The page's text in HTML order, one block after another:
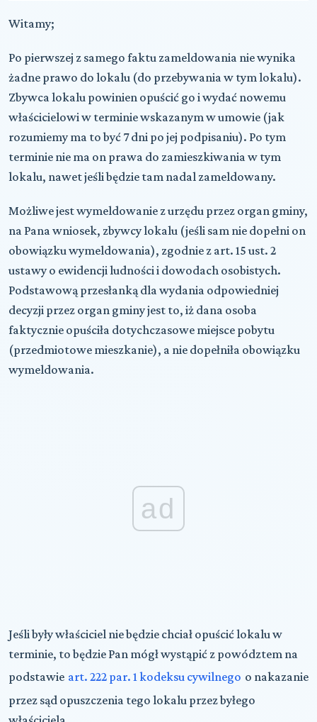
Witamy;
Po pierwszej z samego faktu zameldowania nie wynika
żadne prawo do lokalu (do przebywania w tym lokalu).
Zbywca lokalu powinien opuścić go i wydać nowemu
właścicielowi w terminie wskazanym w umowie (jak
rozumiemy ma to być 7 dni po jej podpisaniu). Po tym
terminie nie ma on prawa do zamieszkiwania w tym
lokalu, nawet jeśli będzie tam nadal zameldowany.
Możliwe jest wymeldowanie z urzędu przez organ gminy,
na Pana wniosek, zbywcy lokalu (jeśli sam nie dopełni on
obowiązku wymeldowania), zgodnie z art. 15 ust. 2
ustawy o ewidencji ludności i dowodach osobistych.
Podstawową przesłanką dla wydania odpowiedniej
decyzji przez organ gminy jest to, iż dana osoba
faktycznie opuściła dotychczasowe miejsce pobytu
(przedmiotowe mieszkanie), a nie dopełniła obowiązku
wymeldowania.
ad
Jeśli były właściciel nie będzie chciał opuścić lokalu w
terminie, to będzie Pan mógł wystąpić z powództem na
podstawie art. 222 par. 1 kodeksu cywilnego o nakazanie
przez sąd opuszczenia tego lokalu przez byłego